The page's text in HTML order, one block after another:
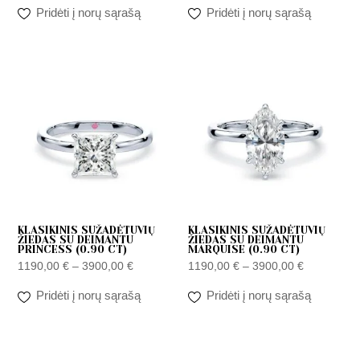
Pridėti į norų sąrašą Pridėti į norų sąrašą
KLASIKINIS SUŽADĖTUVIŲ
ŽIEDAS SU DEIMANTU
PRINCESS (0.90 CT)
1190,00€ – 3900,00€
3900,00 €
Pridėti į norų sąrašą
KLASIKINIS SUŽADĖTUVIŲ
ŽIEDAS SU DEIMANTU
MARQUISE (0.90 CT)
1190,00 € – 3900,00 €
3900,00 €
Pridėti į norų sąrašą